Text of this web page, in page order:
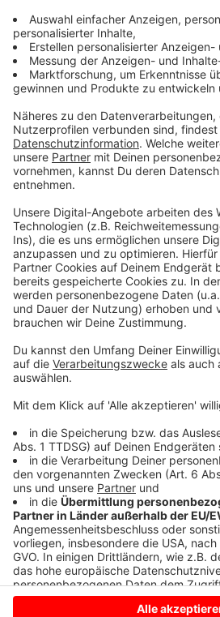
Habt ihr überhaupt Lust
Corona-Sommer?
Es wird nicht der typische
Egal ob in Deutschland oder im
werden Corona-Regeln
shoppen und noch viel mehr.
wissen: Habt ihr trotzdem noch
Corona-Sommer 2020?
Nein.
Ja, ich möchte auch auf
Ausland.
Ja, aber ich mache nur Urlaub
Deutschland.
Die Abstimmung ist bereits
wurden insgesamt
Anzeige
Anzeige